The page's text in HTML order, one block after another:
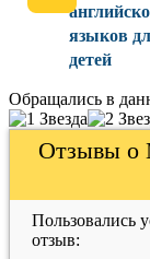
языков
детей
Обращались в
Отзывы о
Пользовались
отзыв: